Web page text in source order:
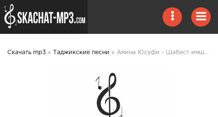
Скачать mp3 » Таджикские песни » Амина Юсуфи - Шабест имшаб 2020 mp3 скачать